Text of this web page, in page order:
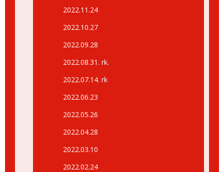
2022.11.24
2022.10.27
2022.09.28
2022.08.31. rk.
2022.07.14. rk
2022.06.23
2022.05.26
2022.04.28
2022.03.10
2022.02.24